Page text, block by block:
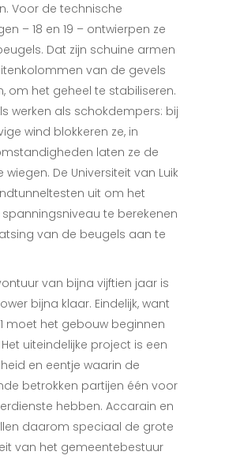
Voor de technische
– 18 en 19 – ontwierpen ze
Dat zijn schuine armen
van de gevels
om het geheel te stabiliseren.
werken als schokdempers: bij
wind blokkeren ze, in
laten ze de
De Universiteit van Luik
uit om het
te berekenen
van de beugels aan te
van bijna vijftien jaar is
bijna klaar. Eindelijk, want
moet het gebouw beginnen
uiteindelijke project is een
en eentje waarin de
betrokken partijen één voor
hebben. Accarain en
daarom speciaal de grote
van het gemeentebestuur